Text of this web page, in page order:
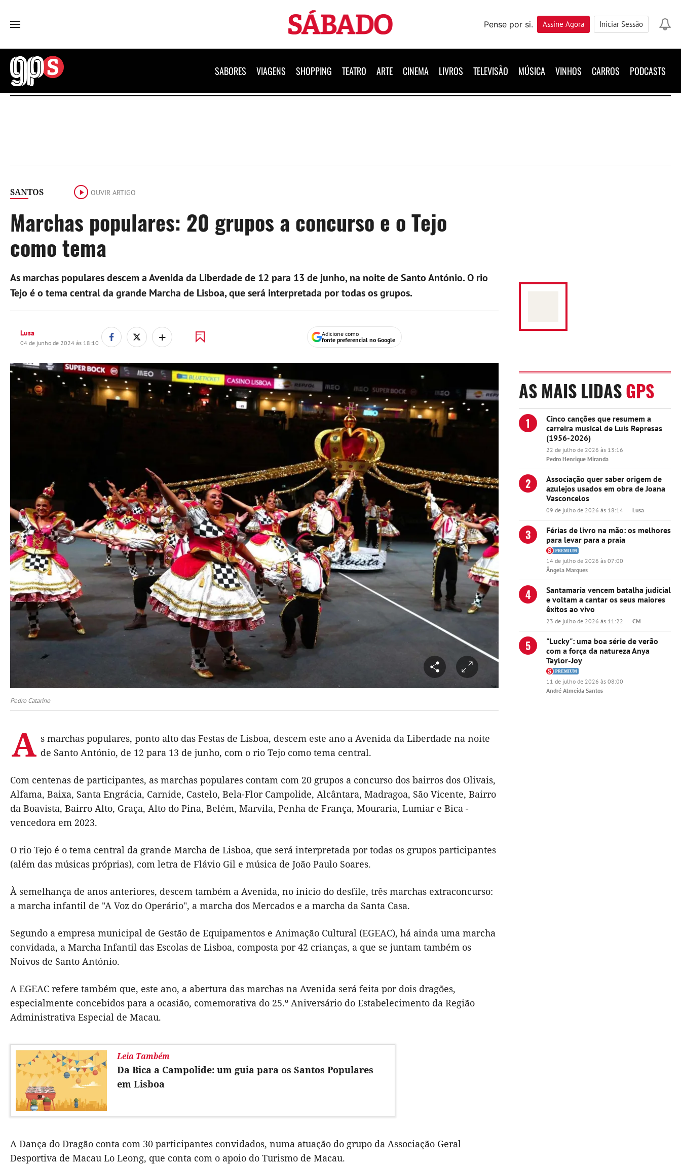
Sábado
Pense por si.
Assine Agora Iniciar Sessão
GPS
SABORES VIAGENS SHOPPING TEATRO ARTE CINEMA LIVROS TELEVISÃO MÚSICA VINHOS CARROS PODCASTS
SANTOS OUVIR ARTIGO
Marchas populares: 20 grupos a concurso e o Tejo
como tema
As marchas populares descem a Avenida da Liberdade de 12 para 13 de junho, na noite de Santo António. O rio
Tejo é o tema central da grande Marcha de Lisboa, que será interpretada por todas os grupos.
AS MAIS LIDASGPS
1
Cinco canções que resumem a
carreira musical de Luís Represas
(1956-2026)
22 de julho de 2026 às 13:16
Pedro Henrique Miranda
2
Associação quer saber origem de
azulejos usados em obra de Joana
Vasconcelos
09 de julho de 2026 às 18:14 Lusa
3
Férias de livro na mão: os melhores
para levar para a praia
14 de julho de 2026 às 07:00
Ângela Marques
4
Santamaria vencem batalha judicial
e voltam a cantar os seus maiores
êxitos ao vivo
23 de julho de 2026 às 11:22 CM
5
"Lucky": uma boa série de verão
com a força da natureza Anya
Taylor-Joy
11 de julho de 2026 às 08:00
André Almeida Santos
Lusa
04 de junho de 2024 às 18:10 +
Adicione como
fonte preferencial no Google
Pedro Catarino
A s marchas populares, ponto alto das Festas de Lisboa, descem este ano a Avenida da Liberdade na noite
de Santo António, de 12 para 13 de junho, com o rio Tejo como tema central.
Com centenas de participantes, as marchas populares contam com 20 grupos a concurso dos bairros dos Olivais,
Alfama, Baixa, Santa Engrácia, Carnide, Castelo, Bela-Flor Campolide, Alcântara, Madragoa, São Vicente, Bairro
da Boavista, Bairro Alto, Graça, Alto do Pina, Belém, Marvila, Penha de França, Mouraria, Lumiar e Bica -
vencedora em 2023.
O rio Tejo é o tema central da grande Marcha de Lisboa, que será interpretada por todas os grupos participantes
(além das músicas próprias), com letra de Flávio Gil e música de João Paulo Soares.
À semelhança de anos anteriores, descem também a Avenida, no inicio do desfile, três marchas extraconcurso:
a marcha infantil de "A Voz do Operário", a marcha dos Mercados e a marcha da Santa Casa.
Segundo a empresa municipal de Gestão de Equipamentos e Animação Cultural (EGEAC), há ainda uma marcha
convidada, a Marcha Infantil das Escolas de Lisboa, composta por 42 crianças, a que se juntam também os
Noivos de Santo António.
A EGEAC refere também que, este ano, a abertura das marchas na Avenida será feita por dois dragões,
especialmente concebidos para a ocasião, comemorativa do 25.º Aniversário do Estabelecimento da Região
Administrativa Especial de Macau.
Leia Também
Da Bica a Campolide: um guia para os Santos Populares
em Lisboa
A Dança do Dragão conta com 30 participantes convidados, numa atuação do grupo da Associação Geral
Desportiva de Macau Lo Leong, que conta com o apoio do Turismo de Macau.